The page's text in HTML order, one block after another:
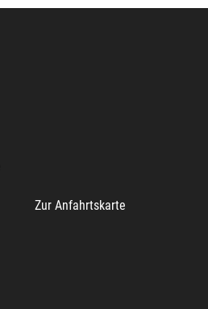
Zur Anfahrtskarte